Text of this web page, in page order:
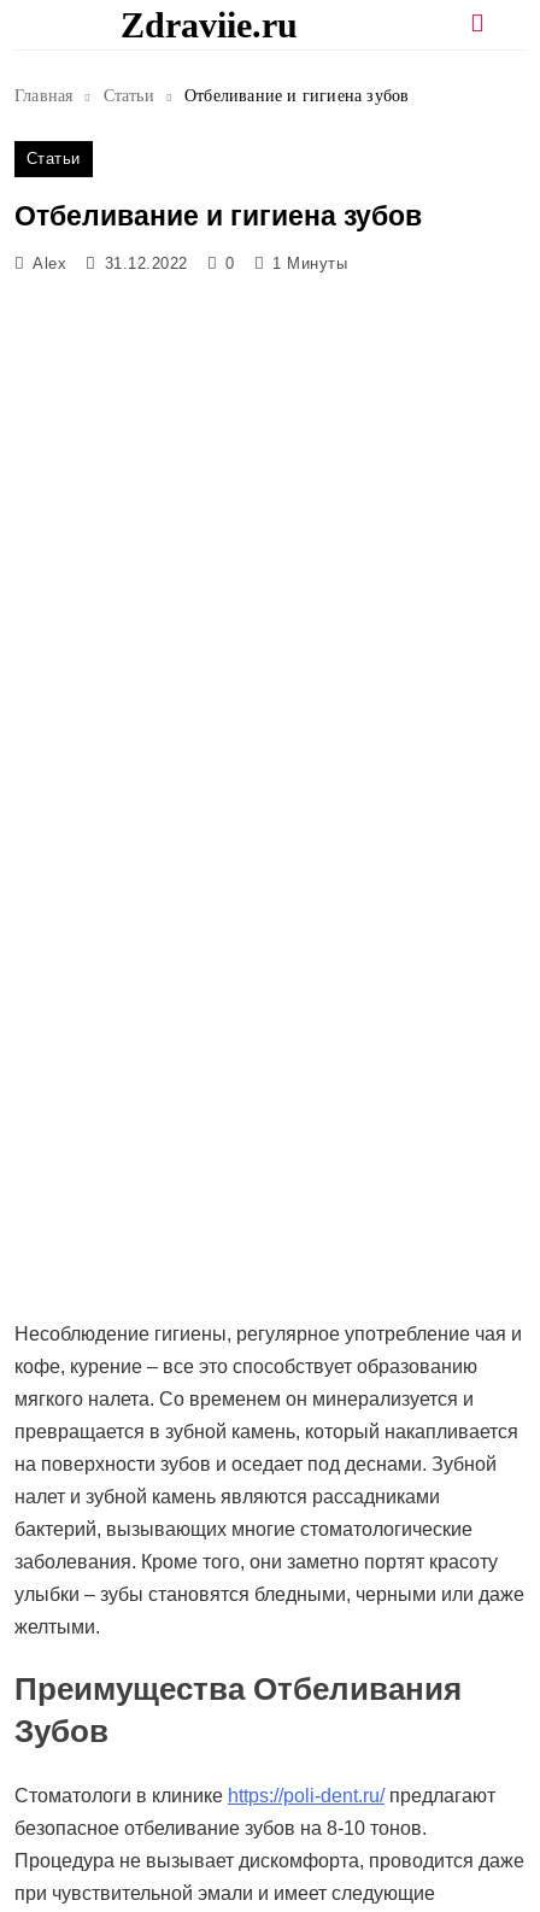
Zdraviie.ru
Главная Статьи Отбеливание и гигиена зубов
Статьи
Отбеливание и гигиена зубов
Alex 31.12.2022 0 1 Минуты
Несоблюдение гигиены, регулярное употребление чая и
кофе, курение – все это способствует образованию
мягкого налета. Со временем он минерализуется и
превращается в зубной камень, который накапливается
на поверхности зубов и оседает под деснами. Зубной
налет и зубной камень являются рассадниками
бактерий, вызывающих многие стоматологические
заболевания. Кроме того, они заметно портят красоту
улыбки – зубы становятся бледными, черными или даже
желтыми.
Преимущества Отбеливания
Зубов
Стоматологи в клинике https://poli-dent.ru/предлагают
безопасное отбеливание зубов на 8-10 тонов.
Процедура не вызывает дискомфорта, проводится даже
при чувствительной эмали и имеет следующие